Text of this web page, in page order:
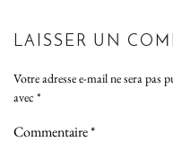
LAISSER UN
Votre adresse e-mail ne sera pas
avec *
Commentaire*